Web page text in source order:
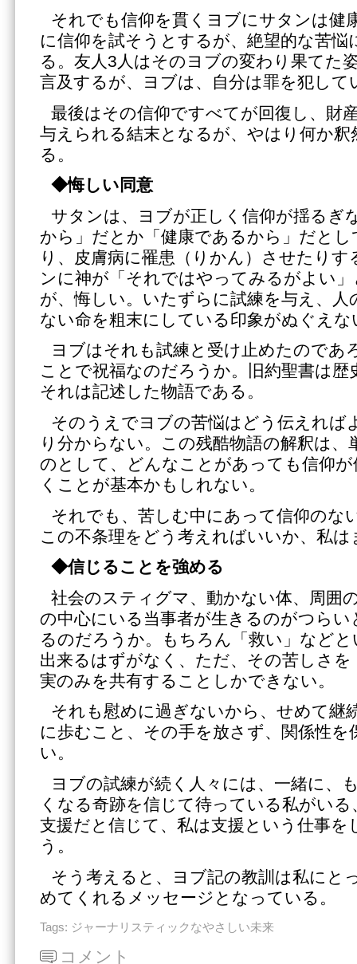
それでも信仰を貫くヨブにサタンは健
に信仰を試そうとするが、絶望的な苦悩
る。友人3人はそのヨブの変わり果てた
言及するが、ヨブは、自分は罪を犯して
最後はその信仰ですべてが回復し、財
与えられる結末となるが、やはり何か
る。
◆悔しい同意
サタンは、ヨブが正しく信仰が揺るぎ
から」だとか「健康であるから」だと
り、皮膚病に罹患（りかん）させたり
ンに神が「それではやってみるがよい
が、悔しい。いたずらに試練を与え、人
ない命を粗末にしている印象がぬぐえな
ヨブはそれも試練と受け止めたのであ
ことで祝福なのだろうか。旧約聖書は歴
それは記述した物語である。
そのうえでヨブの苦悩はどう伝えれば
り分からない。この残酷物語の解釈は、
のとして、どんなことがあっても信仰
くことが基本かもしれない。
それでも、苦しむ中にあって信仰のな
この不条理をどう考えればいいか、私
◆信じることを強める
社会のスティグマ、動かない体、周囲
の中心にいる当事者が生きるのがつらい
るのだろうか。もちろん「救い」など
出来るはずがなく、ただ、その苦しさ
実のみを共有することしかできない。
それも慰めに過ぎないから、せめて継
に歩むこと、その手を放さず、関係性を
い。
ヨブの試練が続く人々には、一緒に、
くなる奇跡を信じて待っている私がい
支援だと信じて、私は支援という仕事を
う。
そう考えると、ヨブ記の教訓は私にと
めてくれるメッセージとなっている。
Tags: ジャーナリスティックなやさしい未来
コメント